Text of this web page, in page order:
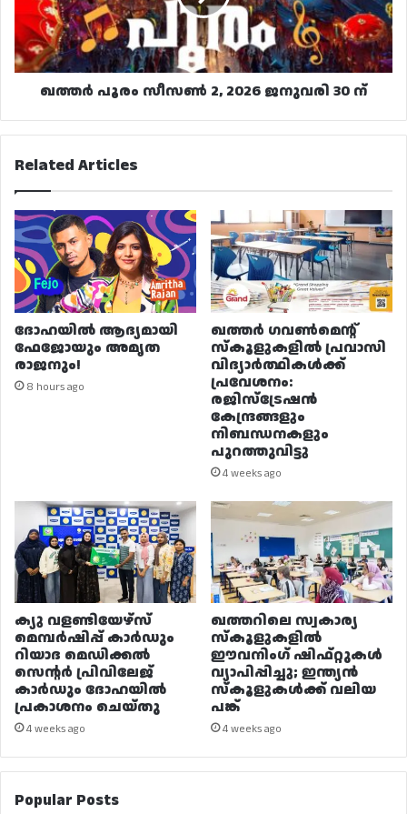
ജനുവരി
30
ന്
ഖത്തർ പൂരം സീസൺ 2, 2026 ജനുവരി 30 ന്
Related Articles
ദോഹയിൽ ആദ്യമായി
ഫേജോയും അമൃത
രാജനും!
8 hours ago
ഖത്തർ ഗവൺമെന്റ്
സ്കൂളുകളിൽ പ്രവാസി
വിദ്യാർത്ഥികൾക്ക്
പ്രവേശനം:
രജിസ്ട്രേഷൻ
കേന്ദ്രങ്ങളും
നിബന്ധനകളും
പുറത്തുവിട്ടു
4 weeks ago
ക്യു വളണ്ടിയേഴ്‌സ്
മെമ്പർഷിപ്പ് കാർഡും
റിയാദ മെഡിക്കൽ
സെന്റർ പ്രിവിലേജ്
കാർഡും ദോഹയിൽ
പ്രകാശനം ചെയ്തു
4 weeks ago
ഖത്തറിലെ സ്വകാര്യ
സ്കൂളുകളിൽ
ഈവനിംഗ് ഷിഫ്റ്റുകൾ
വ്യാപിപ്പിച്ചു; ഇന്ത്യൻ
സ്കൂളുകൾക്ക് വലിയ
പങ്ക്
4 weeks ago
Popular Posts